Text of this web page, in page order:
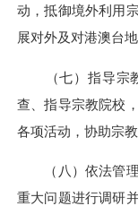
动，抵御境外利用
展对外及对港澳台
（七）指导宗教
查、指导宗教院校
各项活动，协助宗
（八）依法管理
重大问题进行调研